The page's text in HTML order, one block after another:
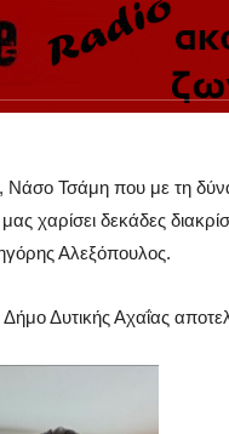
Τσάμη που με τη
χαρίσει δεκάδες
Αλεξόπουλος.
Δυτικής Αχαΐας